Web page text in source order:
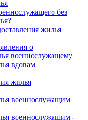
без
жилья
о
военнослужащему
вдовам
жилья
военнослужащим
военнослужащим -